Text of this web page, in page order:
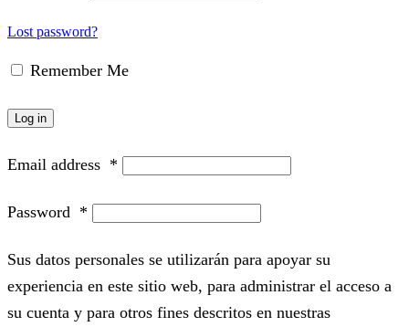
Lost password?
Remember Me
Log in
Email address *
Password *
Sus datos personales se utilizarán para apoyar su
experiencia en este sitio web, para administrar el acceso a
su cuenta y para otros fines descritos en nuestras